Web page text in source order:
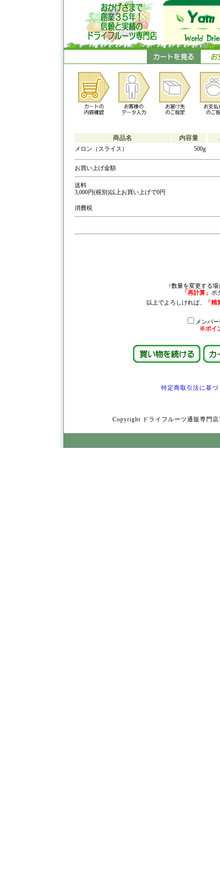
商品名 内容量
メロン（スライス ） 500g
お買い上げ金額
送料
3,000円(税別)以上お買い上げで0円
消費税
↑数量を変更する場
「再計算」 ボ
以上でよろしければ、
「
メンバ
※ポイ
特定商取引法に基づ
Copyright ドライフルーツ通販専門